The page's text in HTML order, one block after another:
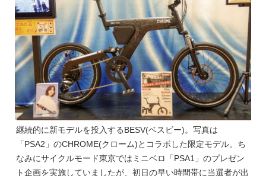
継続的に新モデルを投入するBESV(ベスビー)。写真は
「PSA2」のCHROME(クローム)とコラボした限定モデル。ち
なみにサイクルモード東京ではミニベロ「PSA1」のプレゼン
ト企画を実施していましたが、初日の早い時間帯に当選者が出